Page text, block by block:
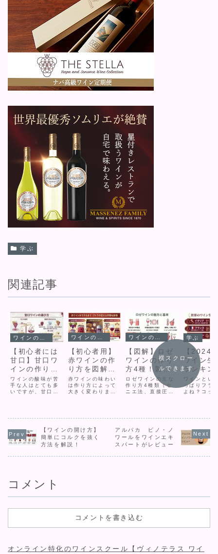
学ぶ
関連記事
【初心者には
甘口】甘口ワ
インの作り方
とおすすめ4
選！
ワインの酸味が苦
手な人はとても多
いですが、甘口ワ
①ブドウの成熟度
法によって貴腐・
アイスワインなど
様々あります。こ
れらをわかりやす
く比較し、それぞ
【初心者用】
赤ワインの作
り方を図解あ
りで解説
赤ワインの味わい
は作り方によって
大きく変わりま
いである木樽の香
りを感じられるよ
う、木樽の香りが
するワイン・しな
【図解】ロゼ
ワインの作り
方4種！製法
で変わる「味
の違い」をプ
ロが解説
ロゼワインの主な
作り方4種類（セ
ニエ法、直接圧搾
説。「どの製法が
どんな味になる
の？」という疑問
に答え、好みのロ
学ぶ
【2024
ワイン生
ランキン
(2022年
データ)
ワインとい
っぱりフラ
よね？コッ
位ではない
とたくさん
ンが置いて
すが、一番
ンス。でも
横スクロー
ルできます
【ワインの開け方】
簡単にコルクを抜く
方法を解説！
アルパカ ピノ・ノ
ワールをワインエキ
スパートがレビュー
コメント
コメントを書き込む
オンライン特化のワインスクール【ヴィノテラス ワイ